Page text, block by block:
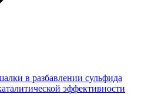
в разбавлении сульфида
эффективности